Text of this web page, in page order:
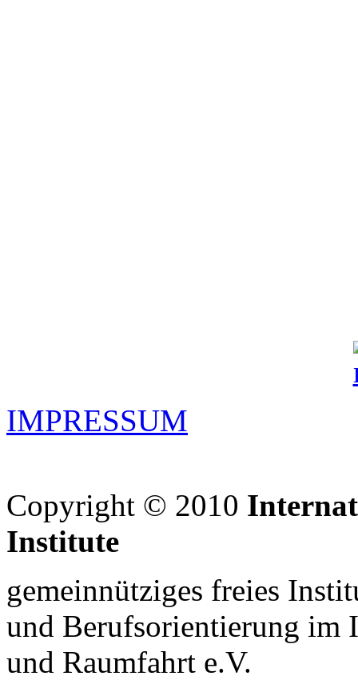
IMPRESSUM
Copyright © 2010
Institute
gemeinnütziges freies
und Berufsorientierung im
und Raumfahrt e.V.